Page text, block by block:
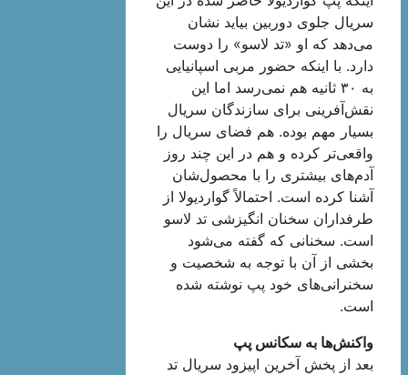
سریال جلوی دوربین بیاید نشان
می‌دهد که او «تد لاسو» را دوست
دارد. با اینکه حضور مربی اسپانیایی
به ۳۰ ثانیه هم نمی‌رسد اما این
نقش‌آفرینی برای سازندگان سریال
بسیار مهم بوده. هم فضای سریال را
واقعی‌تر کرده و هم در این چند روز
آدم‌های بیشتری را با محصول‌شان
آشنا کرده است. احتمالاً گواردیولا از
طرفداران سخنان انگیزشی تد لاسو
است. سخنانی که گفته می‌شود
بخشی از آن با توجه به شخصیت و
سخنرانی‌های خود پپ نوشته شده
است.
واکنش‌ها به سکانس پپ
بعد از پخش آخرین اپیزود سریال تد